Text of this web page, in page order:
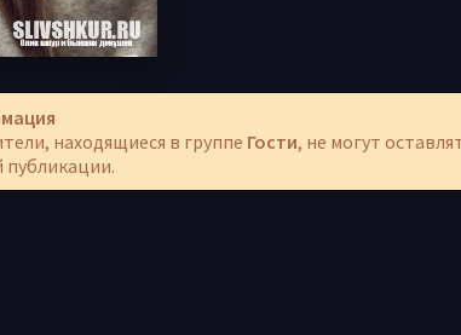
находящиеся в группе Гости, не могут
публикации.